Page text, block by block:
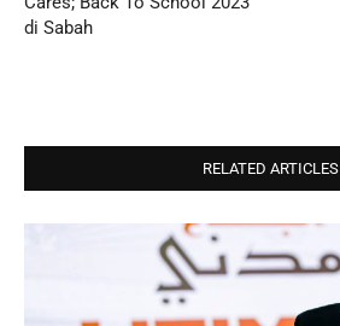
di Sabah
RELATED ARTICLES